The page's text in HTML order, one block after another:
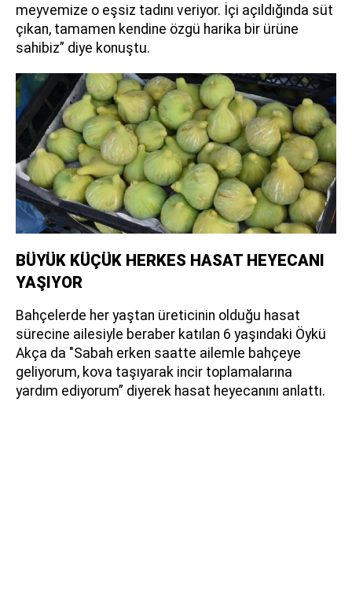
meyvemize o eşsiz tadını veriyor. İçi açıldığında süt
çıkan, tamamen kendine özgü harika bir ürüne
sahibiz” diye konuştu.
BÜYÜK KÜÇÜK HERKES HASAT HEYECANI
YAŞIYOR
Bahçelerde her yaştan üreticinin olduğu hasat
sürecine ailesiyle beraber katılan 6 yaşındaki Öykü
Akça da "Sabah erken saatte ailemle bahçeye
geliyorum, kova taşıyarak incir toplamalarına
yardım ediyorum” diyerek hasat heyecanını anlattı.